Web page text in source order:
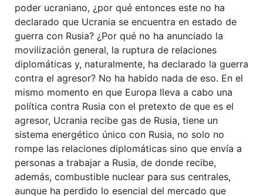
poder ucraniano, ¿por qué entonces este no ha
declarado que Ucrania se encuentra en estado de
guerra con Rusia? ¿Por qué no ha anunciado la
movilización general, la ruptura de relaciones
diplomáticas y, naturalmente, ha declarado la guerra
contra el agresor? No ha habido nada de eso. En el
mismo momento en que Europa lleva a cabo una
política contra Rusia con el pretexto de que es el
agresor, Ucrania recibe gas de Rusia, tiene un
sistema energético único con Rusia, no solo no
rompe las relaciones diplomáticas sino que envía a
personas a trabajar a Rusia, de donde recibe,
además, combustible nuclear para sus centrales,
aunque ha perdido lo esencial del mercado que